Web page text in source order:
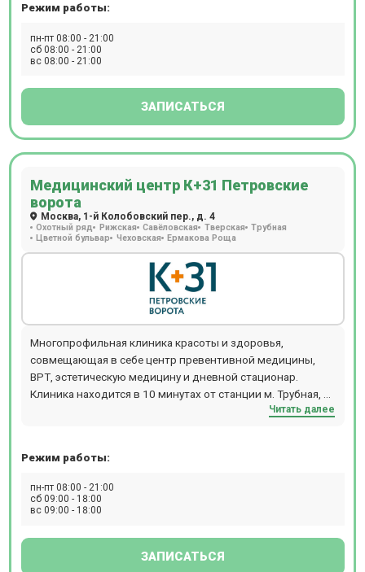
47 медицинским направлениям. Приём осуществляется
бесплатная парковка для пациентов.
Режим работы:
пн-пт 08:00 - 21:00
сб 08:00 - 21:00
вс 08:00 - 21:00
ЗАПИСАТЬСЯ
Медицинский центр К+31 Петровские
ворота
Москва, 1-й Колобовский пер., д. 4
Охотный ряд Рижская Савёловская Тверская
Трубная
Цветной бульвар Чеховская Ермакова Роща
Многопрофильная клиника красоты и здоровья,
совмещающая в себе центр превентивной медицины,
ВРТ, эстетическую медицину и дневной стационар.
Клиника находится в 10 минутах от станции м. Трубная, м.
Читать далее
Режим работы:
пн-пт 08:00 - 21:00
сб 09:00 - 18:00
вс 09:00 - 18:00
ЗАПИСАТЬСЯ